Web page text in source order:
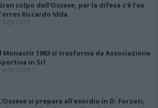
colpo dell'Ossese, per la difesa c'è l'ex
Riccardo Idda
7 Ago 2026
Monastir 1983 si trasforma da Associazione
in Srl
7 Ago 2026
si prepara all'esordio in D: Forzati,